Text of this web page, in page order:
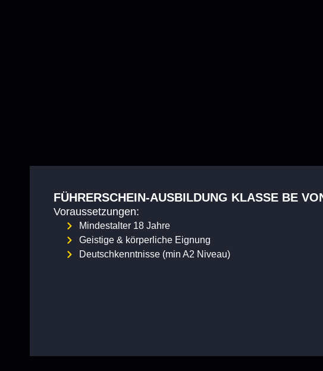
FÜHRERSCHEIN-AUSBILDUNG KLASSE BE
Voraussetzungen:
Mindestalter 18 Jahre
Geistige & körperliche Eignung
Deutschkenntnisse (min A2 Niveau)